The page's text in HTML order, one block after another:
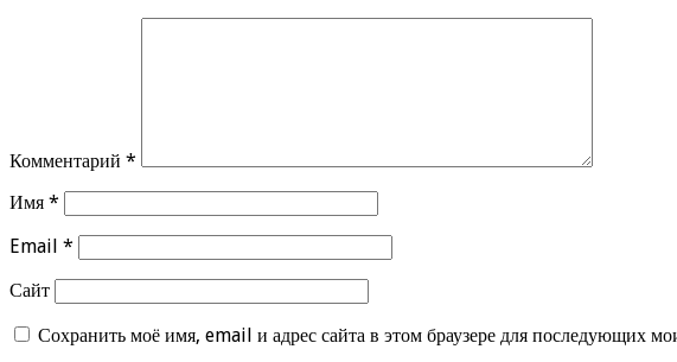
Комментарий *
Имя *
Email *
Сайт
Сохранить моё имя, email и адрес сайта в этом браузере для последующих